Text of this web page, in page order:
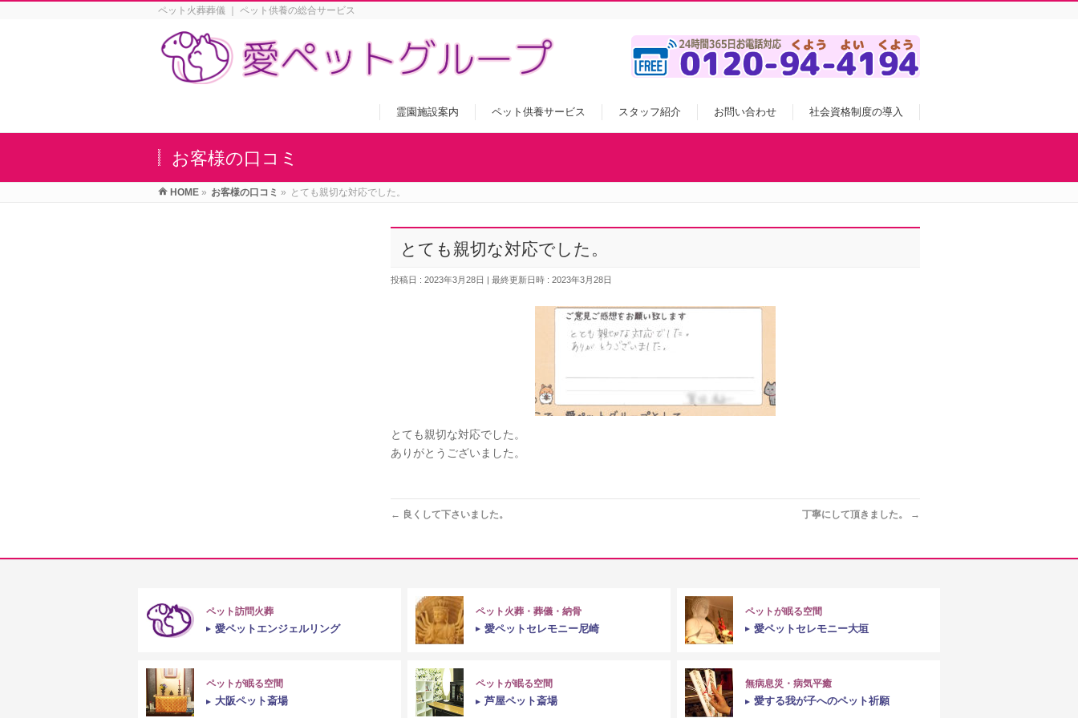
ペット火葬葬儀 ｜ ペット供養の総合サービス
霊園施設案内 ペット供養サービス スタッフ紹介 お問い合わせ 社会資格制度の導入
お客様の口コミ
HOME » お客様の口コミ » とても親切な対応でした。
とても親切な対応でした。
投稿日 : 2023年3月28日 最終更新日時 : 2023年3月28日
とても親切な対応でした。
ありがとうございました。
← 良くして下さいました。 丁寧にして頂きました。 →
ペット訪問火葬
愛ペットエンジェルリング
ペット火葬・葬儀・納骨
愛ペットセレモニー尼崎
ペットが眠る空間
愛ペットセレモニー大垣
ペットが眠る空間
大阪ペット斎場
ペットが眠る空間
芦屋ペット斎場
無病息災・病気平癒
愛する我が子へのペット祈願